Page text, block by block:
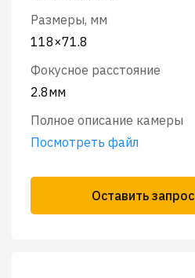
Размеры, мм
118×71.8
Фокусное расстояние
2.8мм
Полное описание камеры
Посмотреть файл
Оставить запрос